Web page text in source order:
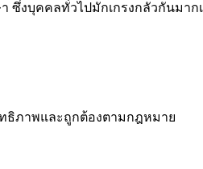
งบุคคลทั่วไปมักเกรงกลัวกันมาก
ธิภาพและถูกต้องตามกฎหมาย